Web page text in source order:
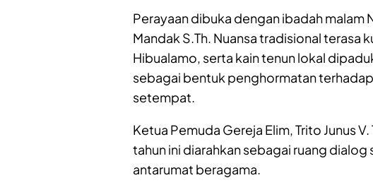
Perayaan dibuka dengan ibadah malam
Mandak S.Th. Nuansa tradisional terasa
Hibualamo, serta kain tenun lokal
sebagai bentuk penghormatan
setempat.
Ketua Pemuda Gereja Elim, Trito Junus
tahun ini diarahkan sebagai ruang
antarumat beragama.